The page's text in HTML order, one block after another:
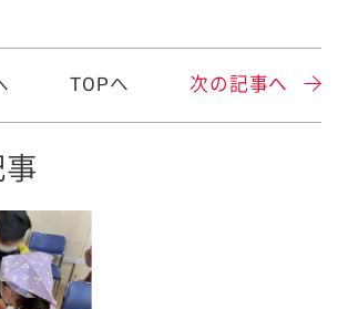
TOPへ 次の記事へ